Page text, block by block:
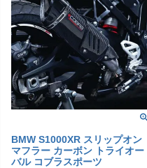
BMW S1000XR スリップオン
マフラー カーボン トライオー
バル コブラスポーツ